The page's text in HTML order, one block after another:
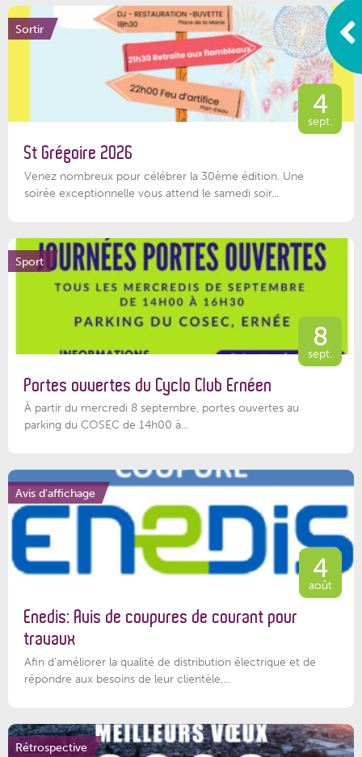
Sortir
4
sept.
St Grégoire 2026
Venez nombreux pour célébrer la 30ème édition. Une
soirée exceptionnelle vous attend le samedi soir...
Sport
8
sept.
Portes ouvertes du Cyclo Club Ernéen
À partir du mercredi 8 septembre, portes ouvertes au
parking du COSEC de 14h00 à...
Avis d'affichage
4
août
Enedis: Avis de coupures de courant pour
travaux
Afin d’améliorer la qualité de distribution électrique et de
répondre aux besoins de leur clientèle,...
Rétrospective